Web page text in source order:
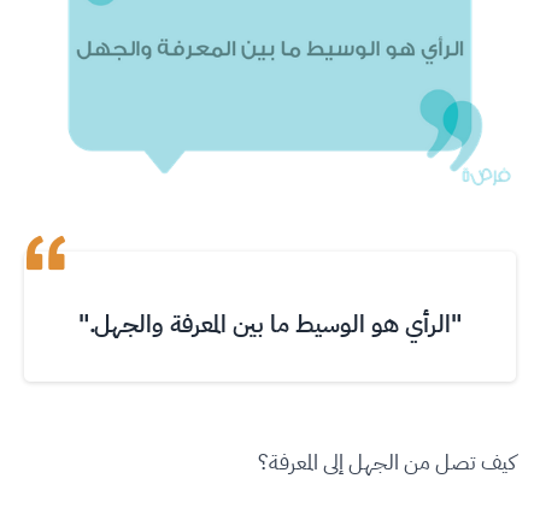
"الرأي هو الوسيط ما بين المعرفة والجهل."
كيف تصل من الجهل إلى المعرفة؟